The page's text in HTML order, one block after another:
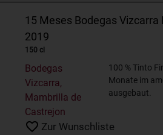
15 Meses Bodegas Vizcarra
2019
150 cl
Bodegas
Vizcarra,
Mambrilla de
Castrejon
100 % Tinto
Monate im
ausgebaut.
Zur Wunschliste